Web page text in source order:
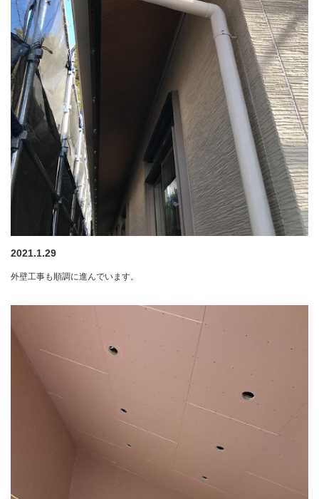
2021.1.29
外壁工事も順調に進んでいます。